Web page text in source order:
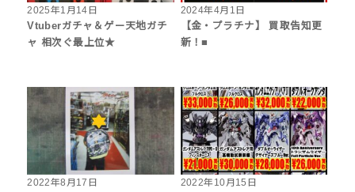
2025年1月14日
Vtuberガチャ＆ゲー天地ガチ
ャ 相次ぐ最上位★
2024年4月1日
【金・プラチナ】 買取告知更
新！■
2022年8月17日
2022年10月15日